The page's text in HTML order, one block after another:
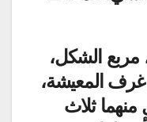
مربع الشكل،
المعيشة،
ثلاث